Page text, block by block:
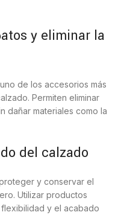
y eliminar la
de los accesorios más
Permiten eliminar
dañar materiales como la
del calzado
y conservar el
Utilizar productos
y el acabado